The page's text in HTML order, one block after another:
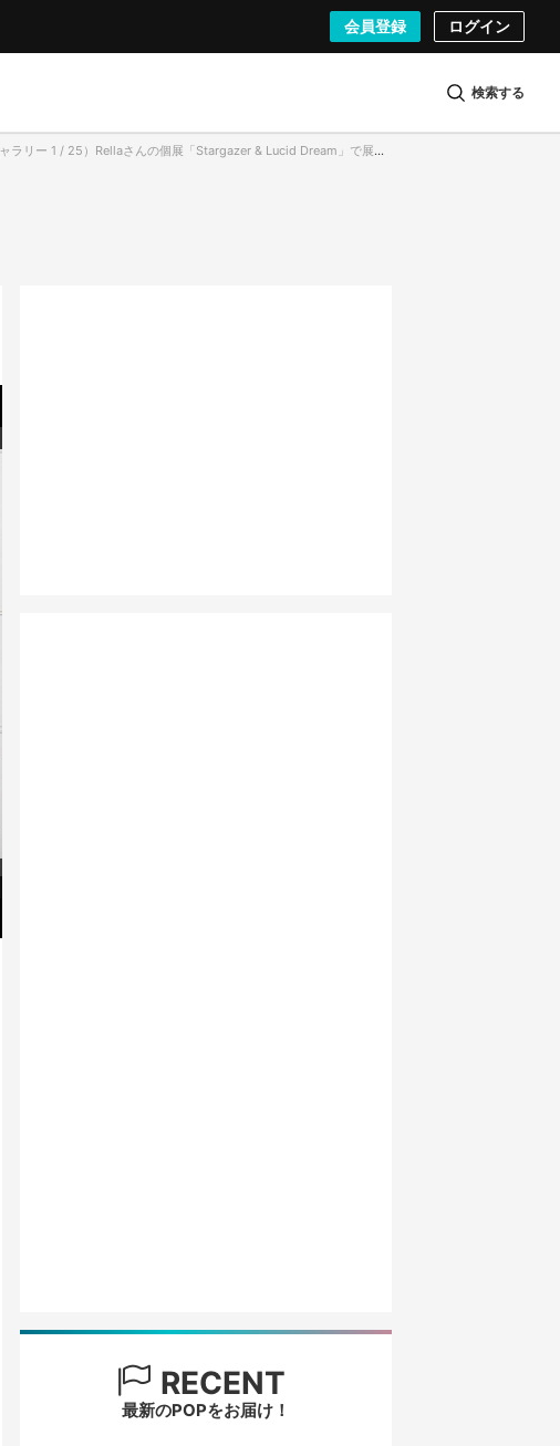
会員登録 ログイン
検索する
ラリー 1 / 25）Rellaさんの個展「Stargazer & Lucid Dream」で展示される作品の一部
RECENT
最新のPOPをお届け！